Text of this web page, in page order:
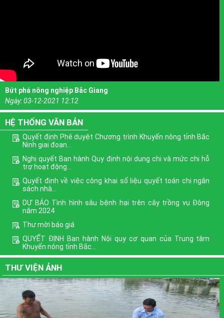
Bứt phá nông nghiệp Bắc Giang
Ngày:03-12-2021 12:12
HỆ THỐNG VĂN BẢN
Quyết định Phê duyệt Chương trình Khuyến nông tỉnh Bắc
Ninh giai đoạn...
Nghị quyết Ban hành Quy định nội dung chi và mức chi hỗ
trợ hoạt động...
Quyết định về việc công khai số liệu quyết toán chi ngân
sách nhà...
DỰ BÁO Tình hình sâu bệnh hại trên cây trồng vụ Đông
năm 2024
Thư mời báo giá
QUYẾT ĐỊNH Ban hành Nội quy cơ quan của Trung tâm
Khuyến nông tỉnh Bắc...
thôn mới giai...
Định hướng nội dung phổ biến giáo dục pháp luật quý III
năm 2022
Xem thêm
THƯ VIỆN ẢNH